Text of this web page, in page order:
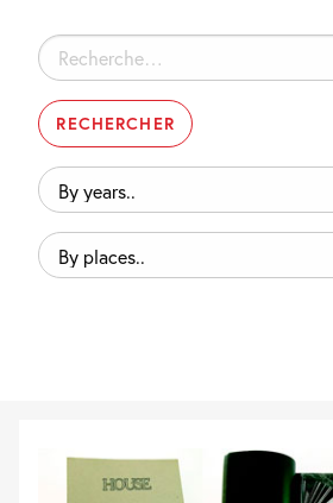
Rechercher :
By
years..
By
places..